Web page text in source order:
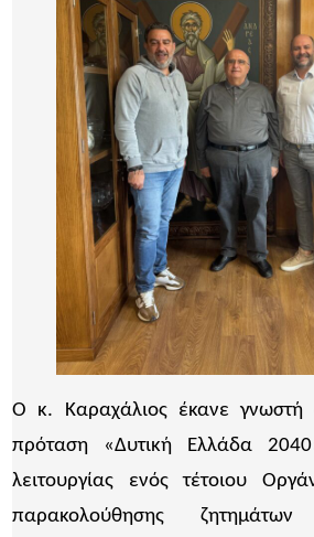
Ο κ. Καραχάλιος έκανε γνωστή
πρόταση «Δυτική Ελλάδα
λειτουργίας ενός τέτοιου
παρακολούθησης ζητημάτων